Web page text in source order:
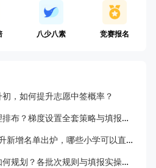
八少八素 竞赛报名
，如何提升志愿中签概率？
北京小升初志愿怎么合理排布？梯度设置全套策略与填报避坑指南
2026 北京小升初对口直升新增名单出炉，哪些小学可以直升优质初中？
北京小升初多批次志愿如何规划？各批次规则与填报实操指南